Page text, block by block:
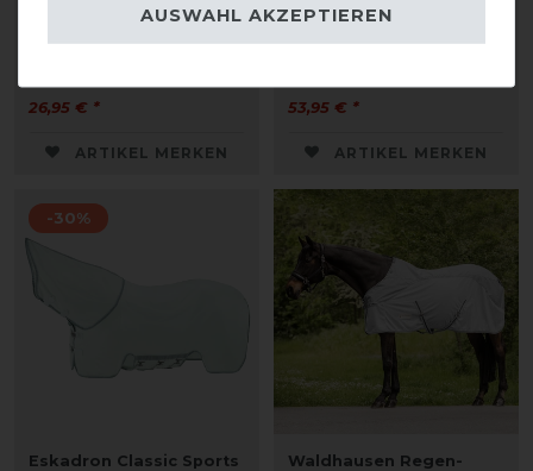
Euroriding Fliegendecke
26,95 € *
ARTIKEL MERKEN
Euroriding Ausreit-
53,95 € *
ARTIKEL MERKEN
-30%
Eskadron Classic Sports
Waldhausen Regen-
AUSWAHL AKZEPTIEREN